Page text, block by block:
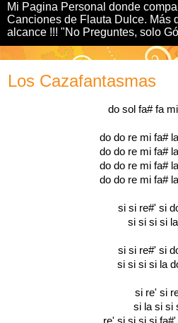
Mi Pagina Personal donde
Canciones de Flauta Dulce. Más
alcance !!! "No Preguntes, solo
Los Cazafantasmas
do sol fa# fa
do do re mi fa#
do do re mi fa#
do do re mi fa#
do do re mi fa#
si si re#' si
si si si si
si si re#' si
si si si si la
si re' si
si la si si